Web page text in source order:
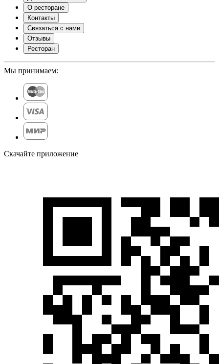
О ресторане
Контакты
Связаться с нами
Отзывы
Ресторан
Мы принимаем:
Скачайте приложение